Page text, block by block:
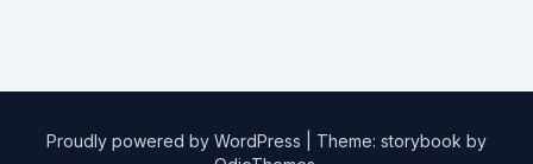
Proudly powered by WordPress
Theme: storybook by